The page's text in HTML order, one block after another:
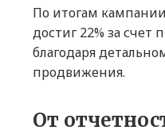
По итогам
достиг 22% за
благодаря
продвижения.
От